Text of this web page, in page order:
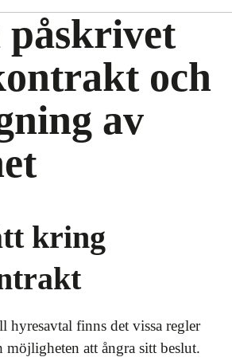
och
av
kring
hyresavtal finns det vissa regler
möjligheten att ångra sitt beslut.